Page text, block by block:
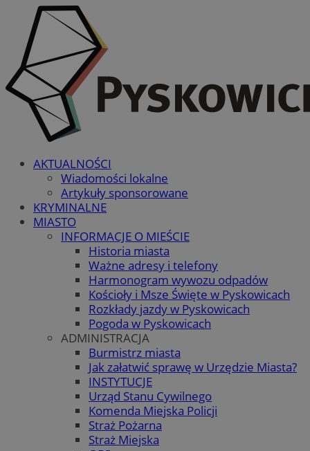
AKTUALNOŚCI
Wiadomości lokalne
Artykuły sponsorowane
KRYMINALNE
MIASTO
INFORMACJE O MIEŚCIE
Historia miasta
Ważne adresy i telefony
Harmonogram wywozu odpadów
Kościoły i Msze Święte w Pyskowicach
Rozkłady jazdy w Pyskowicach
Pogoda w Pyskowicach
ADMINISTRACJA
Burmistrz miasta
Jak załatwić sprawę w Urzędzie Miasta?
INSTYTUCJE
Urząd Stanu Cywilnego
Komenda Miejska Policji
Straż Pożarna
Straż Miejska